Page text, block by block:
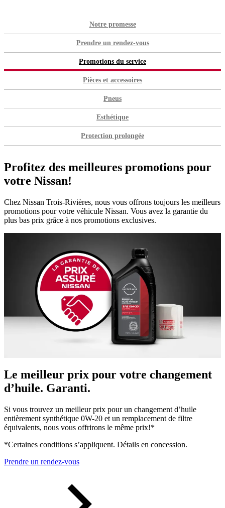
Notre promesse
Prendre un rendez-vous
Promotions du service
Pièces et accessoires
Pneus
Esthétique
Protection prolongée
Profitez des meilleures promotions pour
votre Nissan!
Chez Nissan Trois-Rivières, nous vous offrons toujours les meilleurs
promotions pour votre véhicule Nissan. Vous avez la garantie du
plus bas prix grâce à nos promotions exclusives.
Le meilleur prix pour votre changement
d’huile. Garanti.
Si vous trouvez un meilleur prix pour un changement d’huile
entièrement synthétique 0W-20 et un remplacement de filtre
équivalents, nous vous offrirons le même prix!*
*Certaines conditions s’appliquent. Détails en concession.
Prendre un rendez-vous